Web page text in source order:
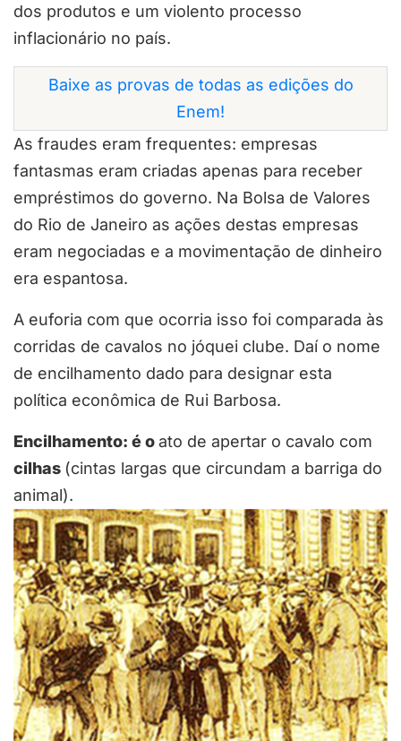
dos produtos e um violento processo
inflacionário no país.
Baixe as provas de todas as edições do
Enem!
As fraudes eram frequentes: empresas
fantasmas eram criadas apenas para receber
empréstimos do governo. Na Bolsa de Valores
do Rio de Janeiro as ações destas empresas
eram negociadas e a movimentação de dinheiro
era espantosa.
A euforia com que ocorria isso foi comparada às
corridas de cavalos no jóquei clube. Daí o nome
de encilhamento dado para designar esta
política econômica de Rui Barbosa.
Encilhamento: é oato de apertar o cavalo com
cilhas (cintas largas que circundam a barriga do
animal).